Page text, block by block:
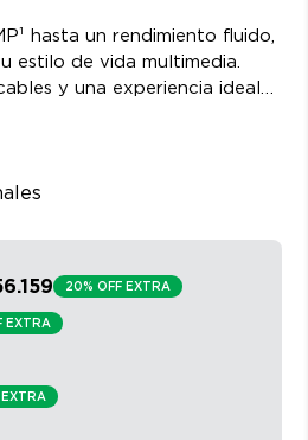
hasta un rendimiento fluido,
estilo de vida multimedia.
y una experiencia ideal
pantalla Full HD+, con
.159 20% OFF EXTRA
EXTRA
EXTRA